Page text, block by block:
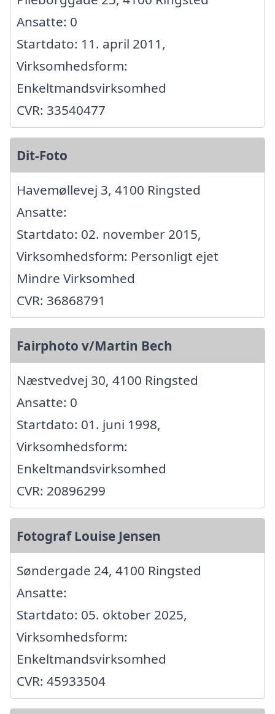
Ansatte: 0
Startdato: 11. april 2011,
Virksomhedsform:
Enkeltmandsvirksomhed
CVR: 33540477
Dit-Foto
Havemøllevej 3, 4100 Ringsted
Ansatte:
Startdato: 02. november 2015,
Virksomhedsform: Personligt ejet
Mindre Virksomhed
CVR: 36868791
Fairphoto v/Martin Bech
Næstvedvej 30, 4100 Ringsted
Ansatte: 0
Startdato: 01. juni 1998,
Virksomhedsform:
Enkeltmandsvirksomhed
CVR: 20896299
Fotograf Louise Jensen
Søndergade 24, 4100 Ringsted
Ansatte:
Startdato: 05. oktober 2025,
Virksomhedsform:
Enkeltmandsvirksomhed
CVR: 45933504